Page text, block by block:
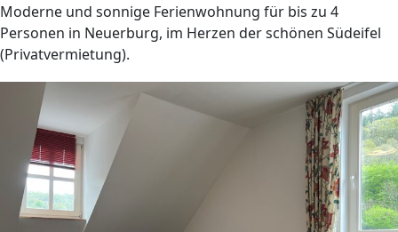
Moderne und sonnige Ferienwohnung für bis zu 4
Personen in Neuerburg, im Herzen der schönen Südeifel
(Privatvermietung).